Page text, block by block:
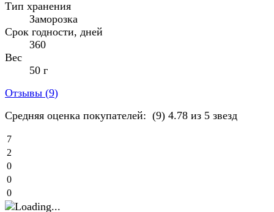
Тип хранения
Заморозка
Срок годности, дней
360
Вес
50 г
Отзывы (9)
Средняя оценка покупателей: (9) 4.78 из 5 звезд
7
2
0
0
0